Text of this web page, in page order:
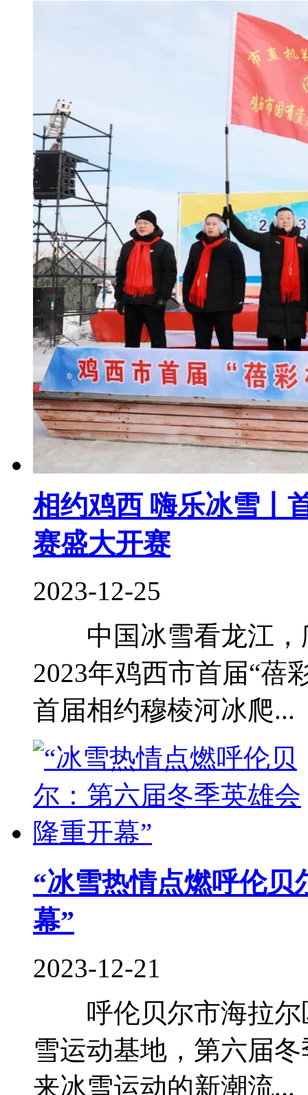
相约鸡西 嗨乐冰雪丨
赛盛大开赛
2023-12-25
中国冰雪看龙江，
2023年鸡西市首届“蓓
首届相约穆棱河冰爬...
“冰雪热情点燃呼伦贝
幕”
2023-12-21
呼伦贝尔市海拉尔
雪运动基地，第六届
来冰雪运动的新潮流...